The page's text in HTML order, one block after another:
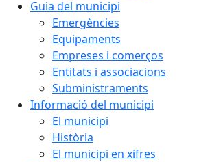
Guia del municipi
Emergències
Equipaments
Empreses i comerços
Entitats i associacions
Subministraments
Informació del municipi
El municipi
Història
El municipi en xifres